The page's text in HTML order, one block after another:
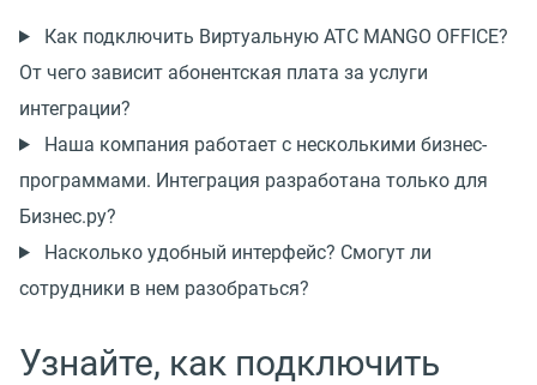
Как подключить Виртуальную АТС MANGO OFFICE?
От чего зависит абонентская плата за услуги
интеграции?
Наша компания работает с несколькими бизнес-
программами. Интеграция разработана только для
Бизнес.ру?
Насколько удобный интерфейс? Смогут ли
сотрудники в нем разобраться?
Узнайте, как подключить